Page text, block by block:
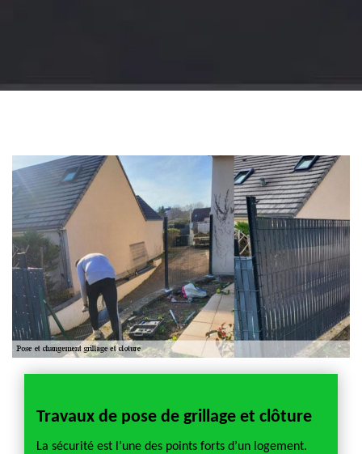
Travaux de pose de grillage et clôture
La sécurité est l’une des points forts d’un logement.